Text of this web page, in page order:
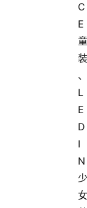
C
E
童
装
、
L
E
D
I
N
少
女